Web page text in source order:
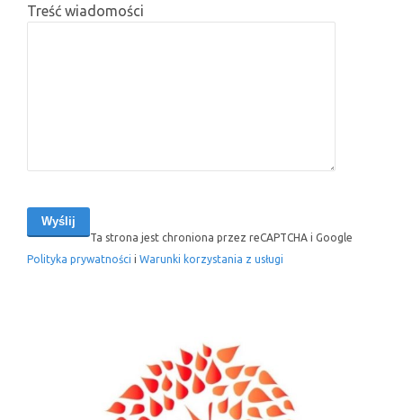
Treść wiadomości
Ta strona jest chroniona przez reCAPTCHA i Google
Polityka prywatności i Warunki korzystania z usługi